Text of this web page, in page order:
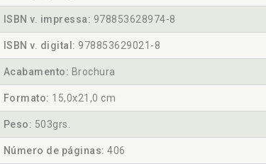
ISBN v. impressa: 978853628974-8
ISBN v. digital: 978853629021-8
Acabamento: Brochura
Formato: 15,0x21,0 cm
Peso: 503grs.
Número de páginas: 406